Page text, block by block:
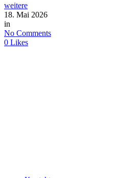
weitere
18. Mai 2026
in
No Comments
0 Likes